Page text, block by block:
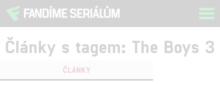
Články s tagem: The Boys 3
ČLÁNKY